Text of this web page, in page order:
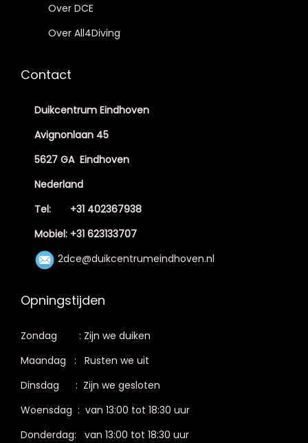
Over DCE
Over All4Diving
Contact
Duikcentrum Eindhoven
Avignonlaan 45
5627 GA Eindhoven
Nederland
Tel: +31 402367938
Mobiel: +31 623133707
2dce@duikcentrumeindhoven.nl
Opningstijden
Zondag : Zijn we duiken
Maandag : Rusten we uit
Dinsdag : Zijn we gesloten
Woensdag : van 13:00 tot 18:30 uur
Donderdag: van 13:00 tot 18:30 uur